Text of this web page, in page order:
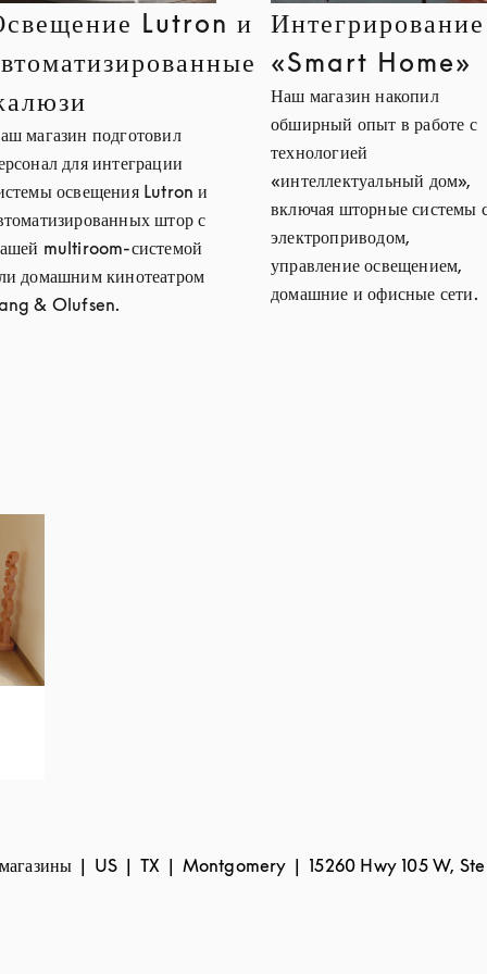
Lutron и
магазин подготовил
для интеграции
освещения Lutron и
штор с
multiroom-системой
домашним кинотеатром
& Olufsen.
Интегрирование
«Smart Home»
Наш магазин накопил
обширный опыт в работе с
технологией
«интеллектуальный дом»,
включая шторные системы
электроприводом,
управление освещением,
домашние и офисные сети.
US TX Montgomery 15260 Hwy 105 W,